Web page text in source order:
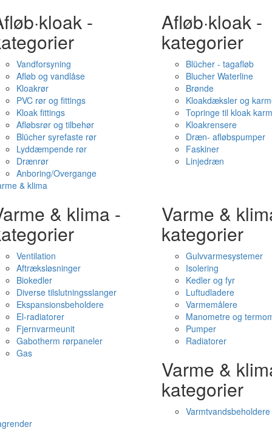
-
Vandforsyning
Afløb og vandlåse
Kloakrør
PVC rør og fittings
Kloak fittings
Afløbsrør og tilbehør
Blücher syrefaste rør
Lyddæmpende rør
Drænrør
Anboring/Overgange
Afløb·kloak -
kategorier
Blücher - tagafløb
Blucher Waterline
Brønde
Kloakdæksler og
Topringe til kloak
Kloakrensere
Dræn- afløbspumper
Faskiner
Linjedræn
& klima
& klima -
Ventilation
Aftræksløsninger
Biokedler
Diverse tilslutningsslanger
Ekspansionsbeholdere
El-radiatorer
Fjernvarmeunit
Gabotherm rørpaneler
Gas
Varme &
kategorier
Gulvvarmesystemer
Isolering
Kedler og fyr
Luftudladere
Varmemålere
Manometre og
Pumper
Radiatorer
Varme &
kategorier
Varmtvandsbeholdere